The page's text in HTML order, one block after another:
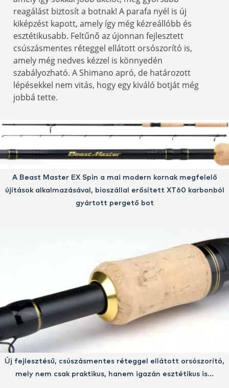
reagálást biztosít a botnak! A parafa nyél is új
kiképzést kapott, amely így még kézreállóbb és
esztétikusabb. Feltűnő az újonnan fejlesztett
csúszásmentes réteggel ellátott orsószorító is,
amely még nedves kézzel is könnyedén
szabályozható. A Shimano apró, de határozott
lépésekkel nem vitás, hogy egy kiváló botját még
jobbá tette.
A Beast Master EX Spin a mai modern kornak megfelelő
újítások alkalmazásával, bioszállal erősített XT60 karbonból
gyártott pergető bot
Új fejlesztésű, csúszásmentes réteggel ellátott orsószorító,
mely nem csak praktikus, hanem igazán esztétikus is...